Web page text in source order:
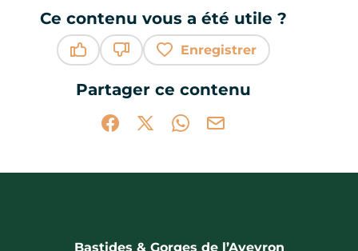
Ce contenu vous a été utile ?
Enregistrer
Partager ce contenu
Partager sur Facebook (nouvelle
Partager sur X / Twitter (nouvelle
Partager sur WhatsApp
Partager par mail
Bastides & Gorges de l’Aveyron